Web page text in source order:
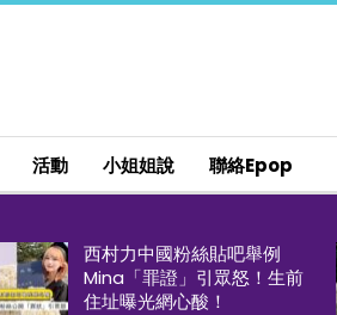
活動 小姐姐說 聯絡epop
西村力中國粉絲貼吧舉例
Mina「罪證」引眾怒！生前
住址曝光網心酸！